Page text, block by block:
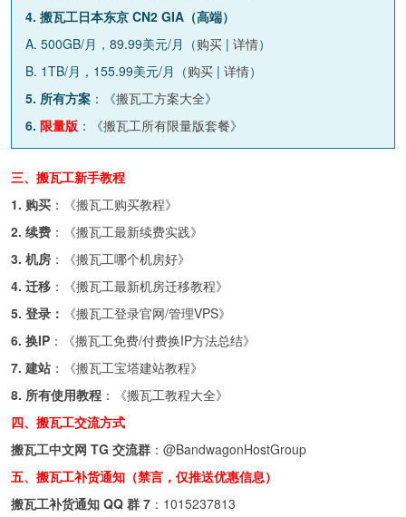
4. 搬瓦工日本东京 CN2 GIA（高端）
A. 500GB/月，89.99美元/月（购买 | 详情）
B. 1TB/月，155.99美元/月（购买 | 详情）
5. 所有方案 ：《搬瓦工方案大全》
6. 限量版 ：《搬瓦工所有限量版套餐》
三、搬瓦工新手教程
1. 购买 ：《搬瓦工购买教程》
2. 续费 ：《搬瓦工最新续费实践》
3. 机房 ：《搬瓦工哪个机房好》
4. 迁移 ：《搬瓦工最新机房迁移教程》
5. 登录：
《搬瓦工登录官网/管理VPS》
6. 换IP ：《搬瓦工免费/付费换IP方法总结》
7. 建站 ：《搬瓦工宝塔建站教程》
8. 所有使用教程 ：《搬瓦工教程大全》
四、搬瓦工交流方式
搬瓦工中文网 TG 交流群 ： @BandwagonHostGroup
五、搬瓦工补货通知（禁言，仅推送优惠信息）
搬瓦工补货通知 QQ 群 7 ： 1015237813